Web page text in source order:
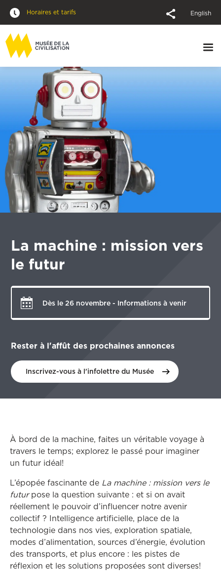
Horaires et tarifs English
La machine : mission vers
le futur
Dès le 26 novembre - Informations à venir
Rester à l'affût des prochaines annonces
Inscrivez-vous à l'infolettre du Musée
À bord de la machine, faites un véritable voyage à
travers le temps; explorez le passé pour imaginer
un futur idéal!
L’épopée fascinante de La machine : mission vers le
futurpose la question suivante : et si on avait
réellement le pouvoir d’influencer notre avenir
collectif ? Intelligence artificielle, place de la
technologie dans nos vies, exploration spatiale,
modes d’alimentation, sources d’énergie, évolution
des transports, et plus encore : les pistes de
réflexion et les solutions proposées sont diverses!